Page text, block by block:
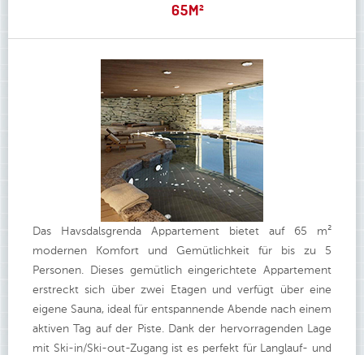
65M²
Das Havsdalsgrenda Appartement bietet auf 65 m²
modernen Komfort und Gemütlichkeit für bis zu 5
Personen. Dieses gemütlich eingerichtete Appartement
erstreckt sich über zwei Etagen und verfügt über eine
eigene Sauna, ideal für entspannende Abende nach einem
aktiven Tag auf der Piste. Dank der hervorragenden Lage
mit Ski-in/Ski-out-Zugang ist es perfekt für Langlauf- und